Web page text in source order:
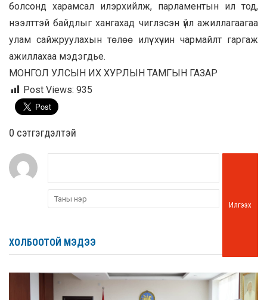
болсонд харамсал илэрхийлж, парламентын ил тод,
нээлттэй байдлыг хангахад чиглэсэн үйл ажиллагаагаа
улам сайжруулахын төлөө илүү хүчин чармайлт гаргаж
ажиллахаа мэдэгдье.
МОНГОЛ УЛСЫН ИХ ХУРЛЫН ТАМГЫН ГАЗАР
Post Views: 935
0 cэтгэгдэлтэй
Илгээх
ХОЛБООТОЙ МЭДЭЭ